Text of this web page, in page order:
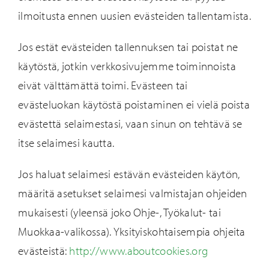
ilmoitusta ennen uusien evästeiden tallentamista.
Jos estät evästeiden tallennuksen tai poistat ne
käytöstä, jotkin verkkosivujemme toiminnoista
eivät välttämättä toimi. Evästeen tai
evästeluokan käytöstä poistaminen ei vielä poista
evästettä selaimestasi, vaan sinun on tehtävä se
itse selaimesi kautta.
Jos haluat selaimesi estävän evästeiden käytön,
määritä asetukset selaimesi valmistajan ohjeiden
mukaisesti (yleensä joko Ohje-, Työkalut- tai
Muokkaa-valikossa). Yksityiskohtaisempia ohjeita
evästeistä: http://www.aboutcookies.org